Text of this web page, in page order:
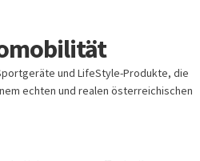
und LifeStyle-Produkte, die
echten und realen österreichischen